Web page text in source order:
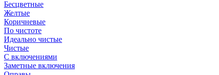
Бесцветные
Желтые
Коричневые
По чистоте
Идеально чистые
Чистые
С включениями
Заметные включения